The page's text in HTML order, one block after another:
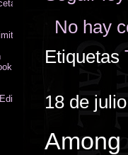
No hay
Etiquetas
18 de
Among
de Humor Sobrenatural
Edition